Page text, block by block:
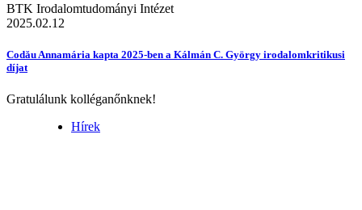
BTK Irodalomtudományi Intézet
2025.02.12
Codău Annamária kapta 2025-ben a Kálmán C. György irodalomkritikusi
díjat
Gratulálunk kolléganőnknek!
Hírek